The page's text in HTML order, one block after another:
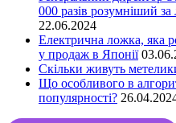
000 разів розумніший
22.06.2024
Електрична ложка, яка
у продаж в Японії
Скільки живуть
Що особливого в
популярності?